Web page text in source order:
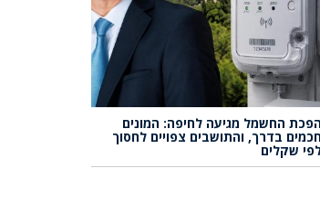
החשמל מגיעה לחיפה: המונים
בדרך, והתושבים צפויים לחסוך
שקלים